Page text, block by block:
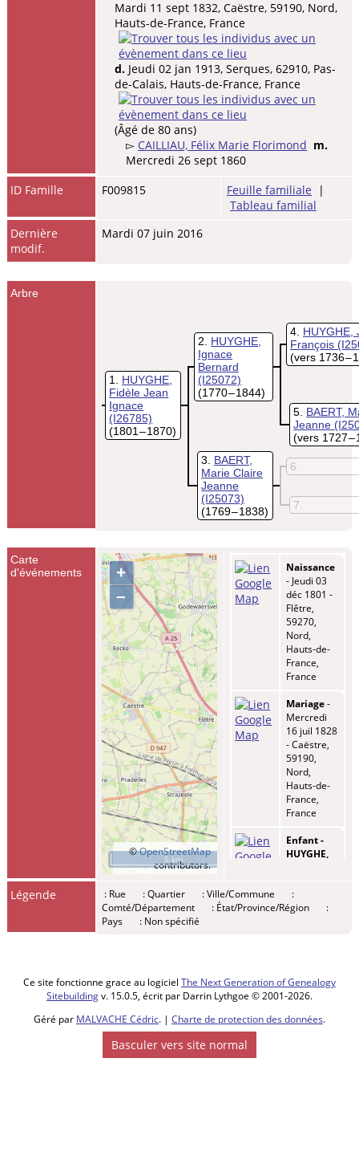
Mardi 11 sept 1832, Caëstre, 59190, Nord,
Hauts-de-France, France
d. Jeudi 02 jan 1913, Serques, 62910, Pas-
de-Calais, Hauts-de-France, France
(Âgé de 80 ans)
▻ CAILLIAU, Félix Marie Florimond m.
Mercredi 26 sept 1860
ID Famille
F009815 Feuille familiale |
Tableau familial
Dernière
modif.
Mardi 07 juin 2016
Arbre
1
HUYGHE,
Fidèle Jean
Ignace
(I26785)
(1801 – 1870)
2
HUYGHE,
Ignace
Bernard
(I25072)
(1770 – 1844)
4 HUYGHE,
François
(vers 1736 –
5 BAERT,
Jeanne
(vers 1727 –
3
BAERT,
Marie Claire
Jeanne
(I25073)
(1769 – 1838)
6
7
Carte
d'événements
+
–
©OpenStreetMap
contributors.
5 km
Naissance
- Jeudi 03
déc 1801 -
Flêtre,
59270,
Nord,
Hauts-de-
France,
France
Mariage-
Mercredi
16 juil 1828
- Caëstre,
59190,
Nord,
Hauts-de-
France,
France
Enfant -
HUYGHE,
Mathilde
Mardi 11
Hauts-de-
France,
France
Légende : Rue : Quartier : Ville/Commune
:
Comté/Département
: État/Province/Région
:
Pays
: Non spécifié
Ce site fonctionne grace au logiciel The Next Generation of Genealogy
Sitebuildingv. 15.0.5, écrit par Darrin Lythgoe © 2001-2026.
Géré par MALVACHE Cédric. | Charte de protection des données.
Basculer vers site normal